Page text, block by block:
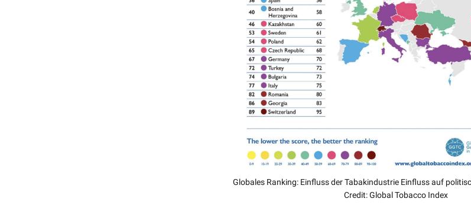
Globales Ranking: Einfluss der Tabakindustrie Einfluss auf
Credit: Global Tobacco Index